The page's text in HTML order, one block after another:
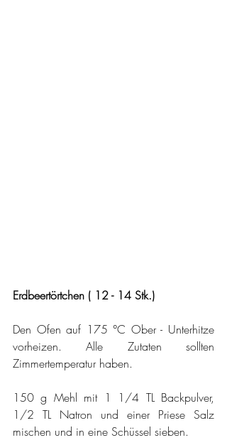
Erdbeertörtchen ( 12 - 14 Stk.)
Den Ofen auf 175 °C Ober - Unterhitze
vorheizen. Alle Zutaten sollten
Zimmertemperatur haben.
150 g Mehl mit 1 1/4 TL Backpulver,
1/2 TL Natron und einer Priese Salz
mischen und in eine Schüssel sieben.